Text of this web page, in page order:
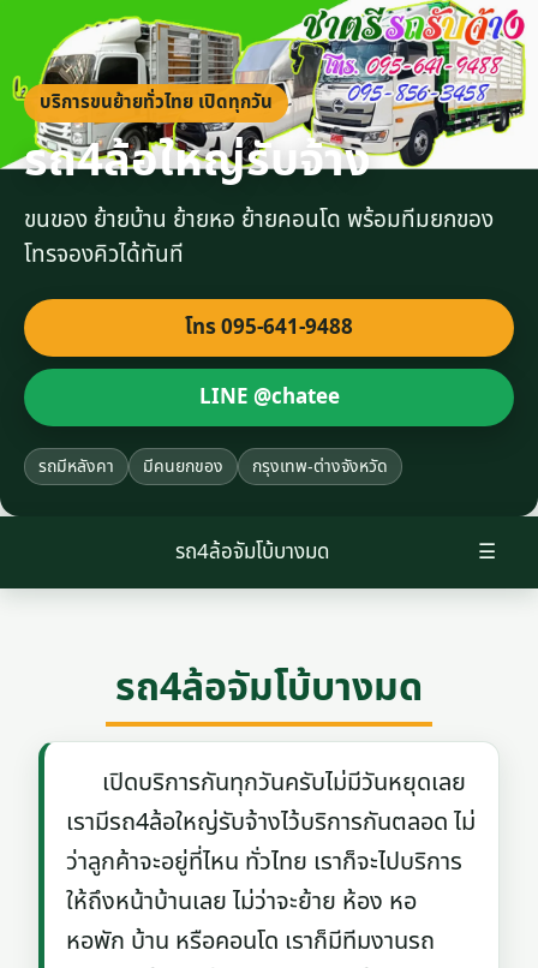
บริการขนย้ายทั่วไทย เปิดทุกวัน
รถ4ล้อใหญ่รับจ้าง
ขนของ ย้ายบ้าน ย้ายหอ ย้ายคอนโด พร้อมทีมยกของ
โทรจองคิวได้ทันที
โทร 095-641-9488
LINE @chatee
รถมีหลังคา มีคนยกของ กรุงเทพ-ต่างจังหวัด
☰
รถ4ล้อจัมโบ้บางมด
รถ4ล้อจัมโบ้บางมด
เปิดบริการกันทุกวันครับไม่มีวันหยุดเลย
เรามีรถ4ล้อใหญ่รับจ้างไว้บริการกันตลอด ไม่
ว่าลูกค้าจะอยู่ที่ไหน ทั่วไทย เราก็จะไปบริการ
ให้ถึงหน้าบ้านเลย ไม่ว่าจะย้าย ห้อง หอ
หอพัก บ้าน หรือคอนโด เราก็มีทีมงานรถ